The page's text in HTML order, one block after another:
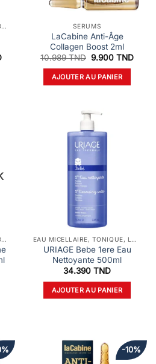
SOINS ANTI-ÂGE ET ANTI-RIDES
Le
9.900 TND.
SERUMS
LaCabine Anti-Âge
Collagen Boost 2ml
10.989TND Le
initial
était :
10.989 TND.
9.900TNDLe
AJOUTER AU PANIER
SOINS ANTI-ÂGE ET ANTI-RIDES EAU MICELLAIRE, TONIQUE, LOTION
URIAGE Bebe 1ere Eau
Nettoyante 500ml
34.390 TND
AJOUTER AU PANIER
-10%